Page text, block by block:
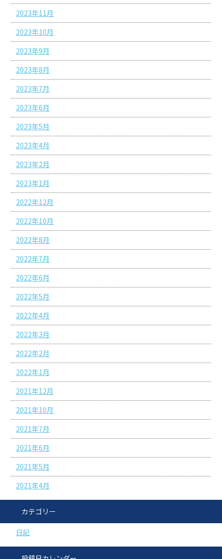
2023年11月
2023年10月
2023年9月
2023年8月
2023年7月
2023年6月
2023年5月
2023年4月
2023年2月
2023年1月
2022年12月
2022年10月
2022年8月
2022年7月
2022年6月
2022年5月
2022年4月
2022年3月
2022年2月
2022年1月
2021年12月
2021年10月
2021年7月
2021年6月
2021年5月
2021年4月
カテゴリー
日記